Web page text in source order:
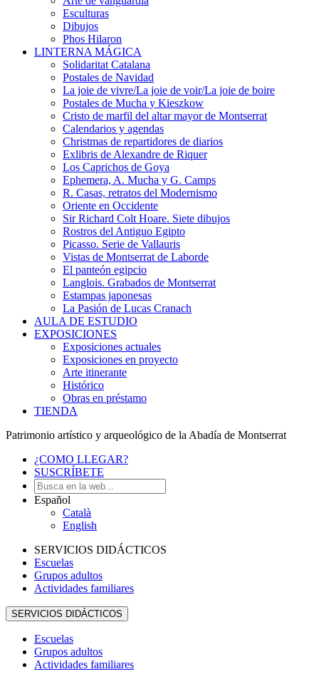
Esculturas
Dibujos
Phos Hilaron
LINTERNA MÁGICA
Solidaritat Catalana
Postales de Navidad
La joie de vivre/La joie de voir/La joie de boire
Postales de Mucha y Kieszkow
Cristo de marfil del altar mayor de Montserrat
Calendarios y agendas
Christmas de repartidores de diarios
Exlibris de Alexandre de Riquer
Los Caprichos de Goya
Ephemera, A. Mucha y G. Camps
R. Casas, retratos del Modernismo
Oriente en Occidente
Sir Richard Colt Hoare. Siete dibujos
Rostros del Antiguo Egipto
Picasso. Serie de Vallauris
Vistas de Montserrat de Laborde
El panteón egipcio
Langlois. Grabados de Montserrat
Estampas japonesas
La Pasión de Lucas Cranach
AULA DE ESTUDIO
EXPOSICIONES
Exposiciones actuales
Exposiciones en proyecto
Arte itinerante
Histórico
Obras en préstamo
TIENDA
Patrimonio artístico y arqueológico de la Abadía de Montserrat
¿COMO LLEGAR?
SUSCRÍBETE
Español
Català
English
SERVICIOS DIDÁCTICOS
Escuelas
Grupos adultos
Actividades familiares
SERVICIOS DIDÁCTICOS
Escuelas
Grupos adultos
Actividades familiares